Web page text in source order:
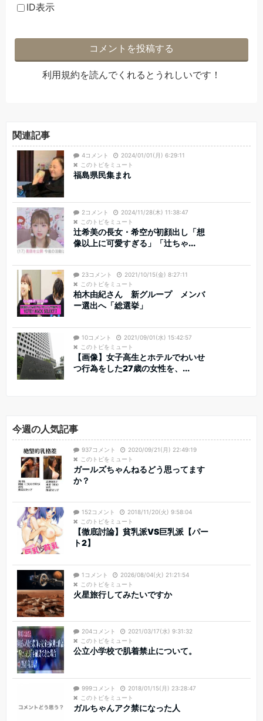
ID表示
利用規約を読んでくれるとうれしいです！
関連記事
4コメント
2024/01/01(月) 6:29:11
このトピをミュート
福島県民集まれ
2コメント
2024/11/28(木) 11:38:47
このトピをミュート
辻希美の長女・希空が初顔出し「想
像以上に可愛すぎる」「辻ちゃ...
23コメント
2021/10/15(金) 8:27:11
このトピをミュート
柏木由紀さん 新グループ メンバ
ー選出へ「総選挙」
10コメント
2021/09/01(水) 15:42:57
このトピをミュート
【画像】女子高生とホテルでわいせ
つ行為をした27歳の女性を、...
今週の人気記事
937コメント
2020/09/21(月) 22:49:19
このトピをミュート
ガールズちゃんねるどう思ってます
か？
152コメント
2018/11/20(火) 9:58:04
このトピをミュート
【徹底討論】貧乳派VS巨乳派【パー
ト2】
1コメント
2026/08/04(火) 21:21:54
このトピをミュート
火星旅行してみたいですか
204コメント
2021/03/17(水) 9:31:32
このトピをミュート
公立小学校で肌着禁止について。
999コメント
2018/01/15(月) 23:28:47
このトピをミュート
ガルちゃんアク禁になった人